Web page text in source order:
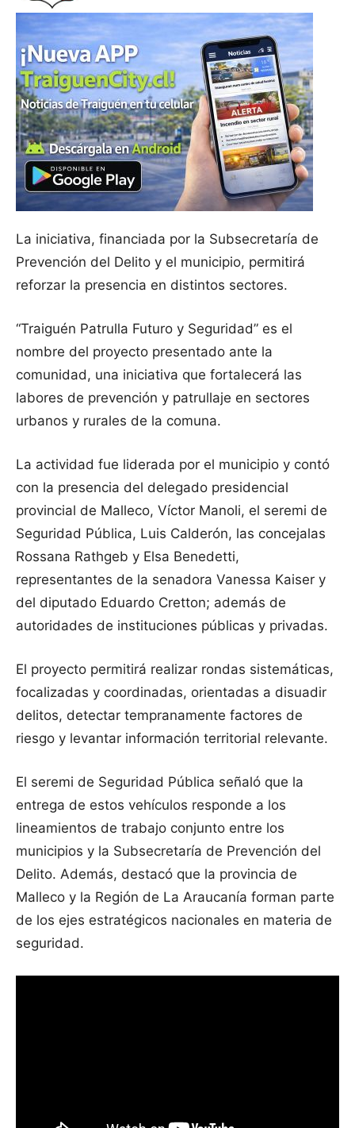
La iniciativa, financiada por la Subsecretaría de
Prevención del Delito y el municipio, permitirá
reforzar la presencia en distintos sectores.
“Traiguén Patrulla Futuro y Seguridad” es el
nombre del proyecto presentado ante la
comunidad, una iniciativa que fortalecerá las
labores de prevención y patrullaje en sectores
urbanos y rurales de la comuna.
La actividad fue liderada por el municipio y contó
con la presencia del delegado presidencial
provincial de Malleco, Víctor Manoli, el seremi de
Seguridad Pública, Luis Calderón, las concejalas
Rossana Rathgeb y Elsa Benedetti,
representantes de la senadora Vanessa Kaiser y
del diputado Eduardo Cretton; además de
autoridades de instituciones públicas y privadas.
El proyecto permitirá realizar rondas sistemáticas,
focalizadas y coordinadas, orientadas a disuadir
delitos, detectar tempranamente factores de
riesgo y levantar información territorial relevante.
El seremi de Seguridad Pública señaló que la
entrega de estos vehículos responde a los
lineamientos de trabajo conjunto entre los
municipios y la Subsecretaría de Prevención del
Delito. Además, destacó que la provincia de
Malleco y la Región de La Araucanía forman parte
de los ejes estratégicos nacionales en materia de
seguridad.